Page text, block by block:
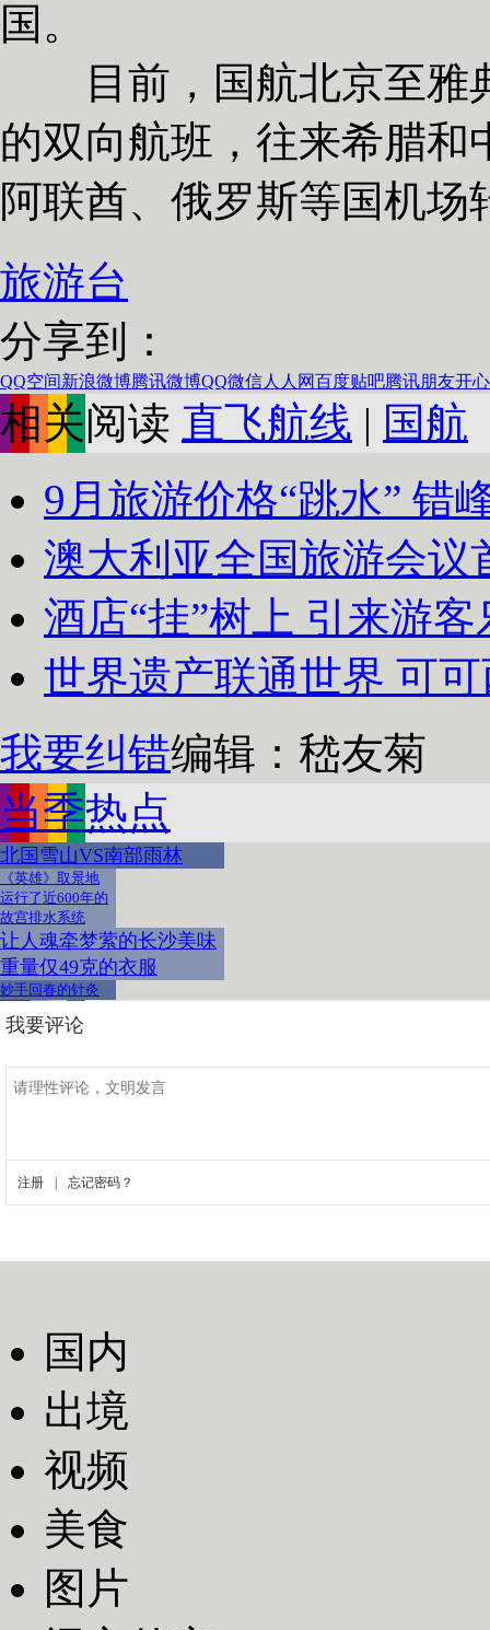
国。
目前，国航北京至雅
的双向航班，往来希腊
阿联酋、俄罗斯等国机场
旅游台
分享到：
QQ空间新浪微博腾讯微博QQ微信人人网百度贴吧腾讯朋友开
相关阅读 直飞航线 | 国航
9月旅游价格“跳水” 错
澳大利亚全国旅游会议
酒店“挂”树上 引来游
世界遗产联通世界 可
我要纠错编辑：嵇友菊
当季热点
北国雪山VS南部雨林
《英雄》取景地
运行了近600年的
故宫排水系统
让人魂牵梦萦的长沙美味
重量仅49克的衣服
妙手回春的针灸
国内
出境
视频
美食
图片